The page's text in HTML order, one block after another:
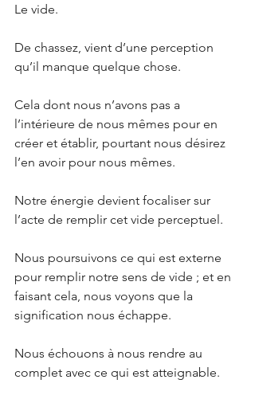
Le vide.
De chassez, vient d’une perception
qu’il manque quelque chose.
Cela dont nous n’avons pas a
l’intérieure de nous mêmes pour en
créer et établir, pourtant nous désirez
l’en avoir pour nous mêmes.
Notre énergie devient focaliser sur
l’acte de remplir cet vide perceptuel.
Nous poursuivons ce qui est externe
pour remplir notre sens de vide ; et en
faisant cela, nous voyons que la
signification nous échappe.
Nous échouons à nous rendre au
complet avec ce qui est atteignable.